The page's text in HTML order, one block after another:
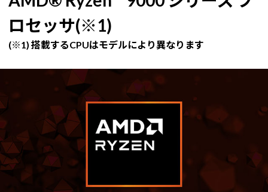
ロセッサ(※1)
(※1) 搭載するCPUはモデルにより異なります